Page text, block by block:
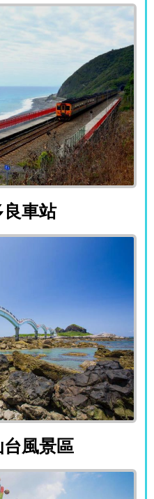
東 - 多良車站
車站
東 - 三仙台風景區
風景區